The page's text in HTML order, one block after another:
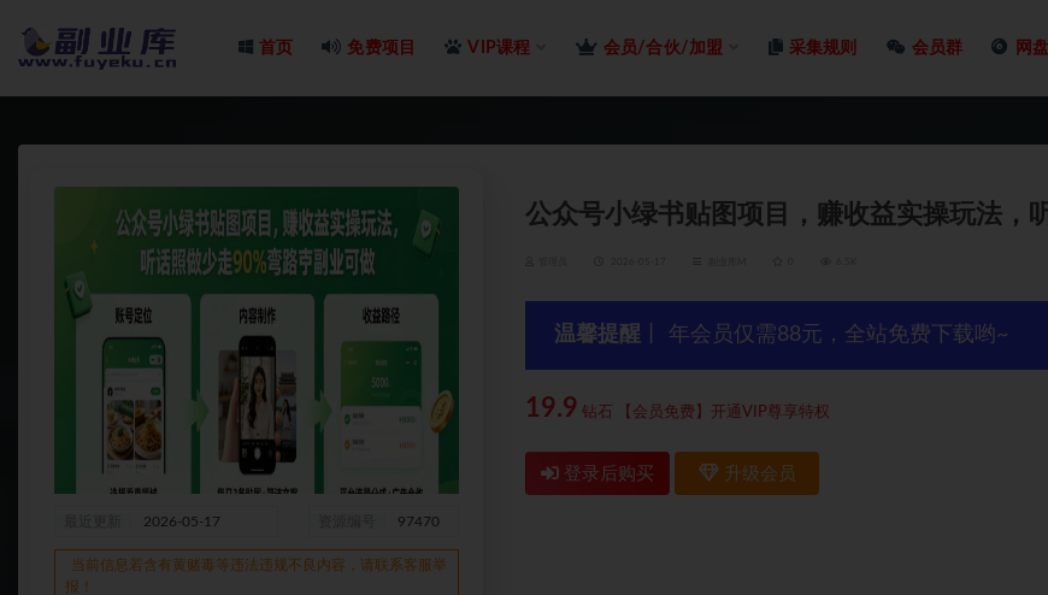
首页 免费项目 VIP课程 会员/合伙/加盟 采集规则 会员群 网
2026-05-17 97470
当前信息若含有黄赌毒等违法违规不良内容，请联系客服举
报！
公众号小绿书贴图项目，赚收益实操玩法，
温馨提醒 丨 年会员仅需88元，全站免费下载哟~
19.9 钻石 【会员免费】开通VIP尊享特权
登录后购买 升级会员